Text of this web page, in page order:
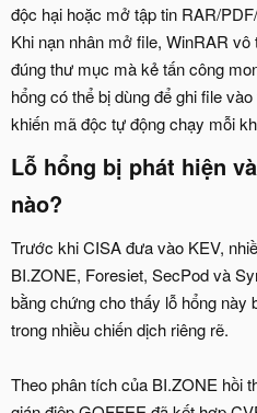
độc hại hoặc mở tập tin RAR/
Khi nạn nhân mở file, WinRAR
đúng thư mục mà kẻ tấn công
hổng có thể bị dùng để ghi file
khiến mã độc tự động chạy mỗi
Lỗ hổng bị phát hiện
nào?​
Trước khi CISA đưa vào KEV,
BI.ZONE, Foresiet, SecPod và
bằng chứng cho thấy lỗ hổng này
trong nhiều chiến dịch riêng rẽ.
Theo phân tích của BI.ZONE hồi